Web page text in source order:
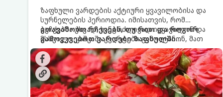
ზაფხული ვარდების აქტიური ყვავილობისა და
სურნელების პერიოდია. იმისათვის, რომ
ბუჩქებმა უხვად, ხანგრძლივად იყვავილონ და
მსხვილი, კაშკაშა კვირტები გამოიტანონ, მათ
რეგულარული და სწორი გამოკვება
სჭირდებათ. ზაფხულის პერიოდში მცენარის
მოთხოვნილებები იცვლება, ამიტომ
მნიშვნელოვანია ვიცოდეთ, რომელი სასუქები
გამოიყენება ამ დროს.
გთავაზობთ რჩევებს, თუ რით და როგორ
გამოვკვებოთ ვარდები ზაფხულში
საუკეთესო შედეგის მისაღწევად: